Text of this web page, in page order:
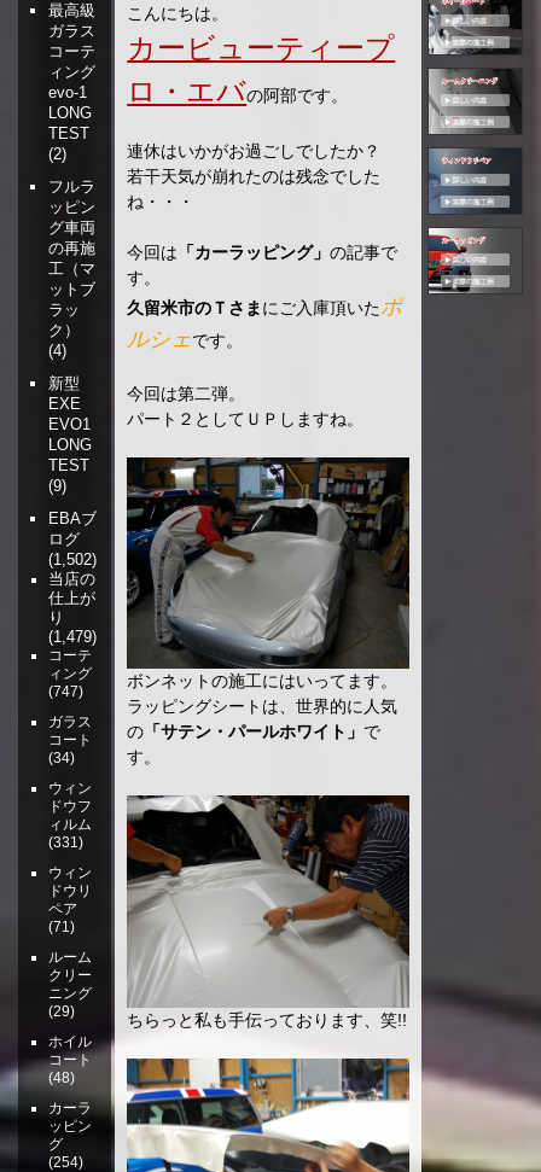
こんにちは。
カービューティープ
ロ・エバの阿部です。
連休はいかがお過ごしでしたか？
若干天気が崩れたのは残念でした
ね・・・
今回は 「カーラッピング」の記事で
す。
久留米市のＴさま にご入庫頂いたポ
ルシェです。
今回は第二弾。
パート２としてＵＰしますね。
ボンネットの施工にはいってます。
ラッピングシートは、世界的に人気
の 「サテン・パールホワイト」 で
す。
ちらっと私も手伝っております、笑!!
最高級
ガラス
コーテ
ィング
evo-1
LONG
TEST
(2)
フルラ
ッピン
グ車両
の再施
工（マ
ットブ
ラッ
ク）
(4)
新型
EXE
EVO1
LONG
TEST
(9)
EBAブ
ログ
(1,502)
当店の
仕上が
り
(1,479)
コーテ
ィング
(747)
ガラス
コート
(34)
ウィン
ドウフ
ィルム
(331)
ウィン
ドウリ
ペア
(71)
ルーム
クリー
ニング
(29)
ホイル
コート
(48)
カーラ
ッピン
グ
(254)